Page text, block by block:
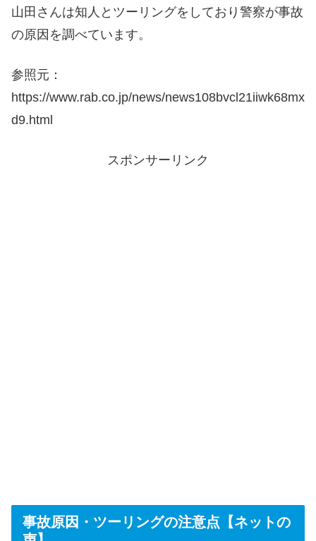
山田さんは知人とツーリングをしており警察が事故
の原因を調べています。
参照元：
https://www.rab.co.jp/news/news108bvcl21iiwk68mx
d9.html
スポンサーリンク
事故原因・ツーリングの注意点【ネットの